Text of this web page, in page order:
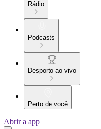
Rádio
Podcasts
Desporto ao vivo
Perto de você
Abrir a app